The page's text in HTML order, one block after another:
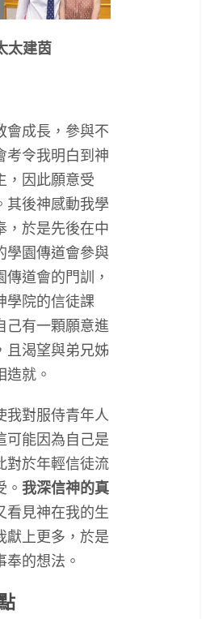
太建茵
成長，參與不
考令我明白到神
，因此願意受
其後神感動我學
，於是先後在中
學園傳道會參與
道會的門訓，
學院的信徒課
己有一顆願意進
且渴望與弟兄姊
就。
對服侍青年人
可能因為自己是
對於年輕信徒流
我深信神的真
看見神在我的生
獻上更多，於是
奉的想法。